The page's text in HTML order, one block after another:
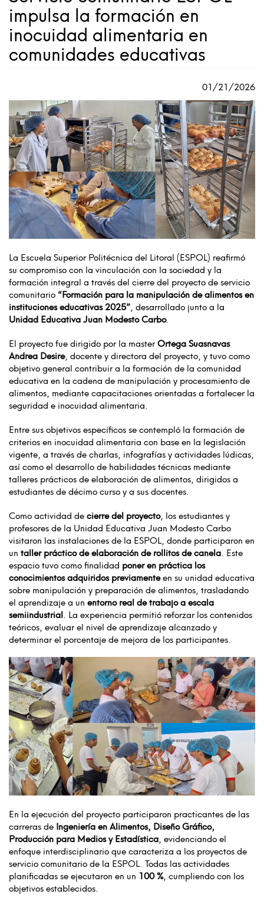
impulsa la formación en
inocuidad alimentaria en
comunidades educativas
01/21/2026
La Escuela Superior Politécnica del Litoral (ESPOL) reafirmó
su compromiso con la vinculación con la sociedad y la
formación integral a través del cierre del proyecto de servicio
comunitario “Formación para la manipulación de alimentos en
instituciones educativas 2025”, desarrollado junto a la
Unidad Educativa Juan Modesto Carbo.
El proyecto fue dirigido por la masterOrtega Suasnavas
Andrea Desire, docente y directora del proyecto, y tuvo como
objetivo general contribuir a la formación de la comunidad
educativa en la cadena de manipulación y procesamiento de
alimentos, mediante capacitaciones orientadas a fortalecer la
seguridad e inocuidad alimentaria.
Entre sus objetivos específicos se contempló la formación de
criterios en inocuidad alimentaria con base en la legislación
vigente, a través de charlas, infografías y actividades lúdicas,
así como el desarrollo de habilidades técnicas mediante
talleres prácticos de elaboración de alimentos, dirigidos a
estudiantes de décimo curso y a sus docentes.
Como actividad decierre del proyecto, los estudiantes y
profesores de la Unidad Educativa Juan Modesto Carbo
visitaron las instalaciones de la ESPOL, donde participaron en
un taller práctico de elaboración de rollitos de canela. Este
espacio tuvo como finalidad poner en práctica los
conocimientos adquiridos previamenteen su unidad educativa
sobre manipulación y preparación de alimentos, trasladando
el aprendizaje a un entorno real de trabajo a escala
semiindustrial. La experiencia permitió reforzar los contenidos
teóricos, evaluar el nivel de aprendizaje alcanzado y
determinar el porcentaje de mejora de los participantes.
En la ejecución del proyecto participaron practicantes de las
carreras de Ingeniería en Alimentos, Diseño Gráfico,
Producción para Medios y Estadística, evidenciando el
enfoque interdisciplinario que caracteriza a los proyectos de
servicio comunitario de la ESPOL. Todas las actividades
planificadas se ejecutaron en un 100 %, cumpliendo con los
objetivos establecidos.